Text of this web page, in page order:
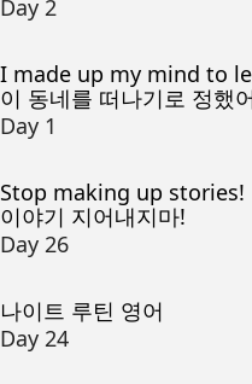
Day 2
I made up my mind to
이 동네를 떠나기로 정했
Day 1
Stop making up stories!
이야기 지어내지마!
Day 26
나이트 루틴 영어
Day 24